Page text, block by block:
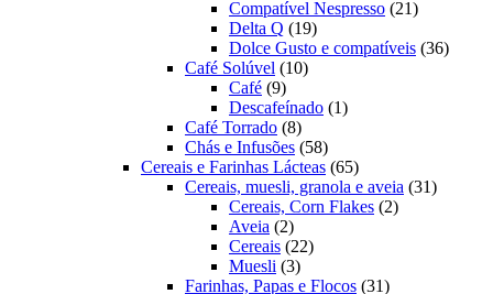
produto
Compatível Nespresso 2121
Delta Q 1919
produtos
Dolce Gusto e compatíveis 3636
Café Solúvel 1010
Café 99
produtos
Descafeínado 11
Café Torrado 88
produtos
Chás e Infusões 5858
produtos
Cereais e Farinhas Lácteas 6565
produtos
Cereais, muesli, granola e aveia 3131
Cereais, Corn Flakes 22
Aveia 22
produtos
Cereais 2222
Muesli 33
produtos
Farinhas, Papas e Flocos 3131